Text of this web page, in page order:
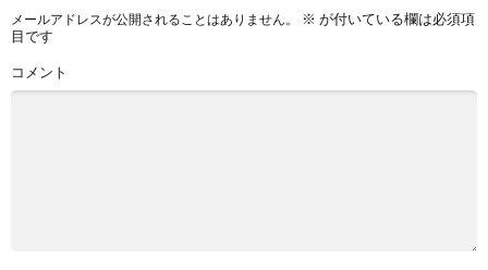
メールアドレスが公開されることはありません。 ※ が付いている欄は必須項
目です
コメント